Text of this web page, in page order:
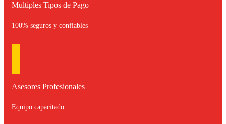
Multiples Tipos de Pago
100% seguros y confiables
Asesores Profesionales
Equipo capacitado